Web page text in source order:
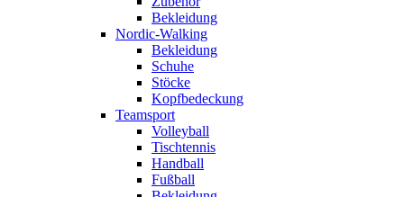
Bekleidung
Nordic-Walking
Bekleidung
Schuhe
Stöcke
Kopfbedeckung
Teamsport
Volleyball
Tischtennis
Handball
Fußball